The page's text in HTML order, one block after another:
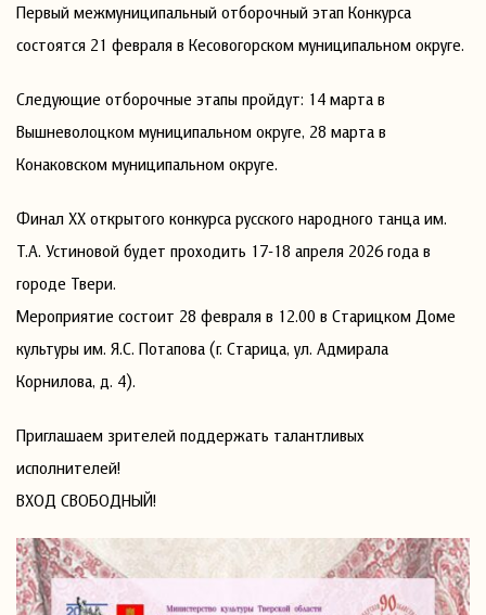
Первый межмуниципальный отборочный этап Конкурса
состоятся 21 февраля в Кесовогорском муниципальном округе.
Следующие отборочные этапы пройдут: 14 марта в
Вышневолоцком муниципальном округе, 28 марта в
Конаковском муниципальном округе.
Финал XX открытого конкурса русского народного танца им.
Т.А. Устиновой будет проходить 17-18 апреля 2026 года в
городе Твери.
Мероприятие состоит 28 февраля в 12.00 в Старицком Доме
культуры им. Я.С. Потапова (г. Старица, ул. Адмирала
Корнилова, д. 4).
Приглашаем зрителей поддержать талантливых
исполнителей!
ВХОД СВОБОДНЫЙ!